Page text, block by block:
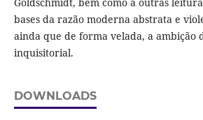
bases da razão moderna abstrata e
ainda que de forma velada, a ambição
inquisitorial.
DOWNLOADS